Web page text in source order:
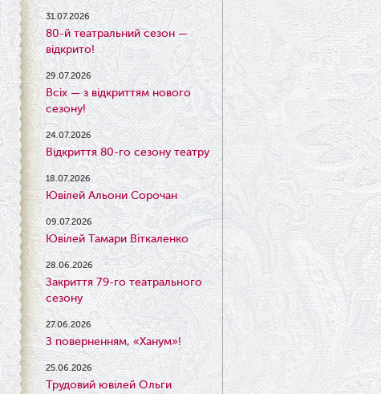
31.07.2026
80-й театральний сезон —
відкрито!
29.07.2026
Всіх — з відкриттям нового
сезону!
24.07.2026
Відкриття 80-го сезону театру
18.07.2026
Ювілей Альони Сорочан
09.07.2026
Ювілей Тамари Віткаленко
28.06.2026
Закриття 79-го театрального
сезону
27.06.2026
З поверненням, «Ханум»!
25.06.2026
Трудовий ювілей Ольги